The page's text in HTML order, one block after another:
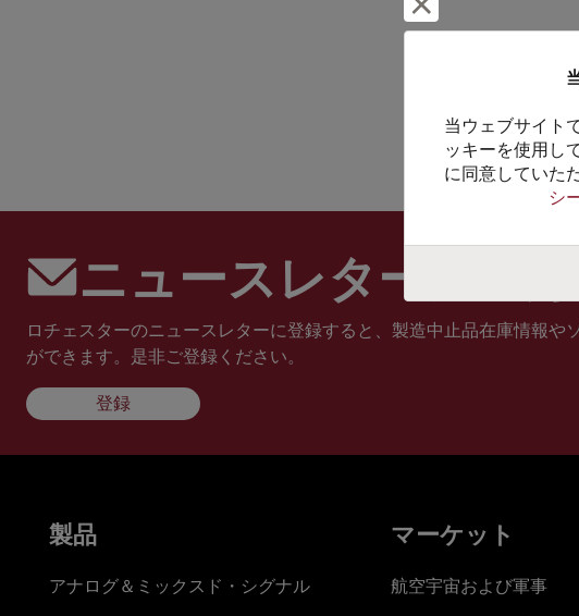
ニュースレターに登録
ロチェスターのニュースレターに登録すると、製造中止品在庫情報や
ができます。是非ご登録ください。
登録
当ウェブサイト
ッキーを使用し
に同意していた
シ
製品
アナログ＆ミックスド・シグナル
マーケット
航空宇宙および軍事